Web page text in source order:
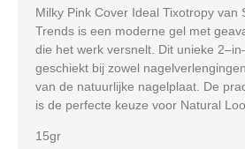
Milky Pink Cover Ideal Tixotropy van
Trends is een moderne gel met
die het werk versnelt. Dit unieke 2–in
geschiekt bij zowel nagelverlengingen
van de natuurlijke nagelplaat De
is de perfecte keuze voor Natural
15gr